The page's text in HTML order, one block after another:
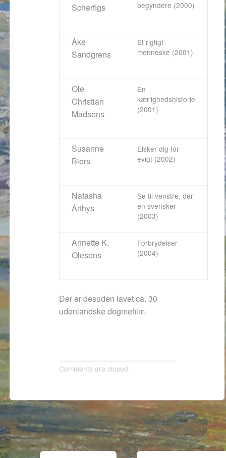
Scherfigs
begyndere (2000)
Åke
Sandgrens
Et rigtigt
menneske (2001)
Ole
Christian
Madsens
En
kærlighedshistorie
(2001)
Susanne
Biers
Elsker dig for
evigt (2002)
Natasha
Arthys
Se til venstre, der
en svensker
(2003)
Annette K.
Olesens
Forbrydelser
(2004)
Der er desuden lavet ca. 30
udenlandske dogmefilm.
Comments are closed.
Post
navigation